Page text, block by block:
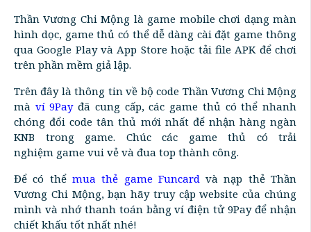
Thần Vương Chi Mộng là game mobile chơi dạng màn
hình dọc, game thủ có thể dễ dàng cài đặt game thông
qua Google Play và App Store hoặc tải file APK để chơi
trên phần mềm giả lập.
Trên đây là thông tin về bộ code Thần Vương Chi Mộng
mà ví 9Payđã cung cấp, các game thủ có thể nhanh
chóng đổi code tân thủ mới nhất để nhận hàng ngàn
KNB trong game. Chúc các game thủ có trải
nghiệm game vui vẻ và đua top thành công.
Để có thể mua thẻ game Funcard và nạp thẻ Thần
Vương Chi Mộng, bạn hãy truy cập website của chúng
mình và nhớ thanh toán bằng ví điện tử 9Pay để nhận
chiết khấu tốt nhất nhé!